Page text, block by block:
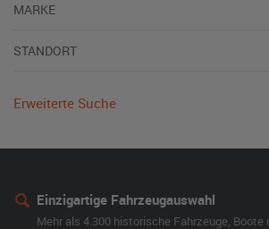
MARKE
STANDORT
Erweiterte Suche
Einzigartige Fahrzeugauswahl
Mehr als 4.300 historische Fahrzeuge, Boote